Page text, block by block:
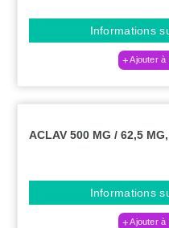
Informations
Ajouter à
ACLAV 500 MG / 62,5
Informations
Ajouter à